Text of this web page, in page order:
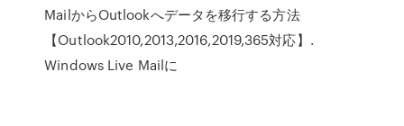
MailからOutlookへデータを移行する方法
【Outlook2010,2013,2016,2019,365対応】.
Windows Live Mailに